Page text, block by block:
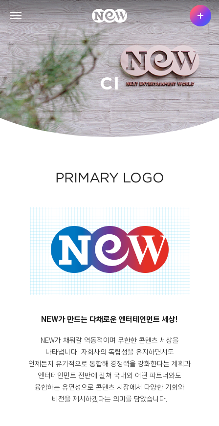
CI
PRIMARY LOGO
NEW가 만드는 다채로운 엔터테인먼트 세상!
NEW가 채워갈 역동적이며 무한한 콘텐츠 세상을
나타냅니다. 자회사의 독립성을 유지하면서도
언제든지 유기적으로 통합해 경쟁력을 강화한다는 계획과
엔터테인먼트 전반에 걸쳐 국내외 어떤 파트너와도
융합하는 유연성으로 콘텐츠 시장에서 다양한 기회와
비전을 제시하겠다는 의미를 담았습니다.